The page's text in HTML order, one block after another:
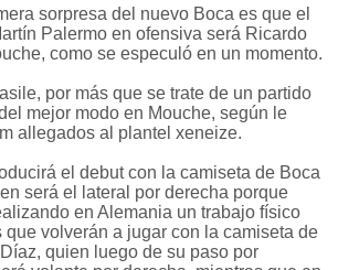
sorpresa del nuevo Boca es que el
Palermo en ofensiva será Ricardo
como se especuló en un momento.
por más que se trate de un partido
mejor modo en Mouche, según le
allegados al plantel xeneize.
el debut con la camiseta de Boca
será el lateral por derecha porque
en Alemania un trabajo físico
que volverán a jugar con la camiseta de
quien luego de su paso por